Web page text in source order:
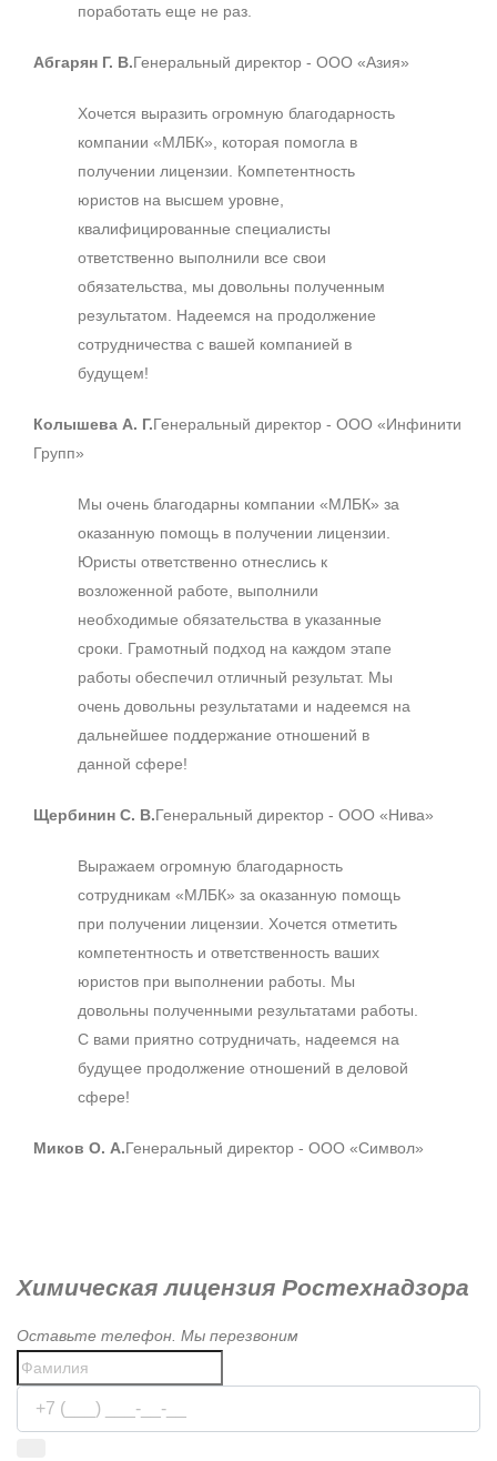
поработать еще не раз.
Абгарян Г. В.Генеральный директор - ООО «Азия»
Хочется выразить огромную благодарность
компании «МЛБК», которая помогла в
получении лицензии. Компетентность
юристов на высшем уровне,
квалифицированные специалисты
ответственно выполнили все свои
обязательства, мы довольны полученным
результатом. Надеемся на продолжение
сотрудничества с вашей компанией в
будущем!
Колышева А. Г.Генеральный директор - ООО «Инфинити
Групп»
Мы очень благодарны компании «МЛБК» за
оказанную помощь в получении лицензии.
Юристы ответственно отнеслись к
возложенной работе, выполнили
необходимые обязательства в указанные
сроки. Грамотный подход на каждом этапе
работы обеспечил отличный результат. Мы
очень довольны результатами и надеемся на
дальнейшее поддержание отношений в
данной сфере!
Щербинин С. В.Генеральный директор - ООО «Нива»
Выражаем огромную благодарность
сотрудникам «МЛБК» за оказанную помощь
при получении лицензии. Хочется отметить
компетентность и ответственность ваших
юристов при выполнении работы. Мы
довольны полученными результатами работы.
С вами приятно сотрудничать, надеемся на
будущее продолжение отношений в деловой
сфере!
Миков О. А.Генеральный директор - ООО «Символ»
Химическая лицензия Ростехнадзора
Оставьте телефон. Мы перезвоним